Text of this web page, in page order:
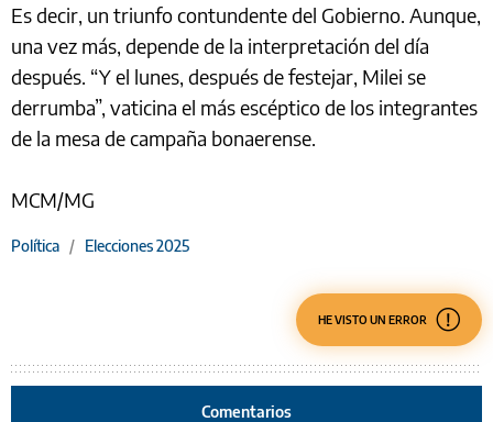
Es decir, un triunfo contundente del Gobierno. Aunque,
una vez más, depende de la interpretación del día
después. “Y el lunes, después de festejar, Milei se
derrumba”, vaticina el más escéptico de los integrantes
de la mesa de campaña bonaerense.
MCM/MG
Política / Elecciones 2025
HE VISTO UN ERROR
Comentarios